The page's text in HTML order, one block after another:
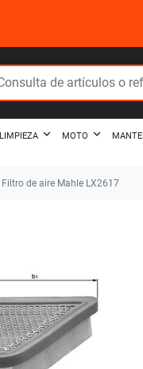
LIMPIEZA MOTO
Filtro de aire Mahle LX2617